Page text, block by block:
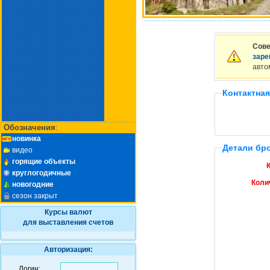
Обозначения:
новинка
видео
горящие объекты
круглогодичные
новогодние
сезон закрыт
Курсы валют
для выставления счетов
Авторизация:
Детали